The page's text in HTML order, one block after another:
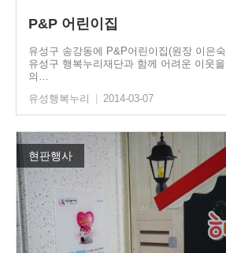
P&P 어린이집
유성구 송강동에 P&P어린이집(원장 이은
유성구 행복누리재단과 함께 어려운 이웃
의…
유성행복누리
2014-03-07
현판행사